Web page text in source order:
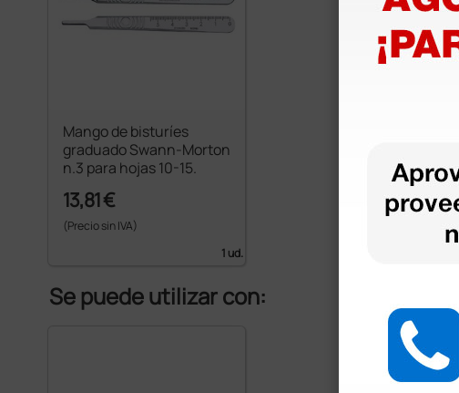
Mango de bisturíes
graduado Swann-Morton
n.3 para hojas 10-15.
13,81 €
(Precio sin IVA)
1 ud.
Se puede utilizar con: